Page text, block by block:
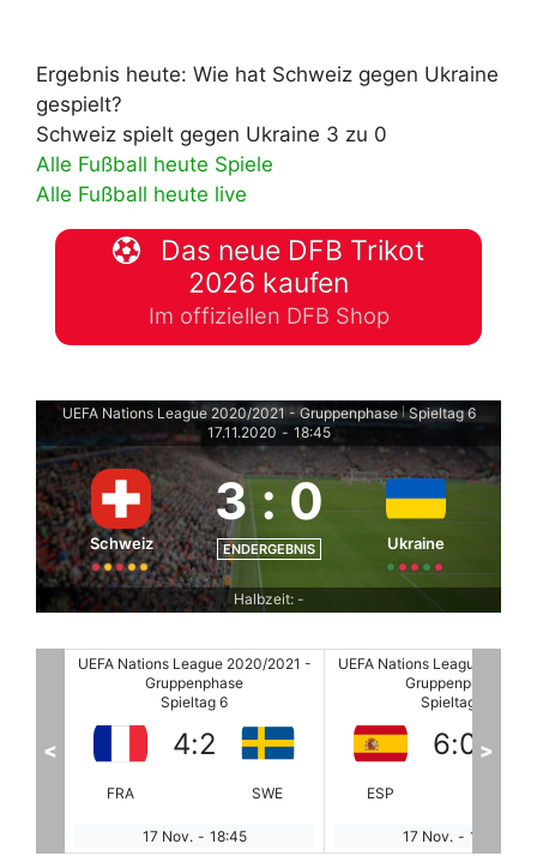
Ergebnis heute: Wie hat Schweiz gegen Ukraine
gespielt?
Schweiz spielt gegen Ukraine 3 zu 0
Alle Fußball heute Spiele
Alle Fußball heute live
Das neue DFB Trikot
2026 kaufen
Im offiziellen DFB Shop
UEFA Nations League 2020/2021 - Gruppenphase | Spieltag 6
17.11.2020 - 18:45
Schweiz
3 : 0
ENDERGEBNIS Ukraine
Halbzeit: -
UEFA Nations League 2020/2021 -
Gruppenphase
Spieltag 6
FRA
4:2
SWE
17 Nov. - 18:45
UEFA Nations League 2020/
Gruppenphase
Spieltag 6
ESP
6:0
17 Nov. - 18:45
< >